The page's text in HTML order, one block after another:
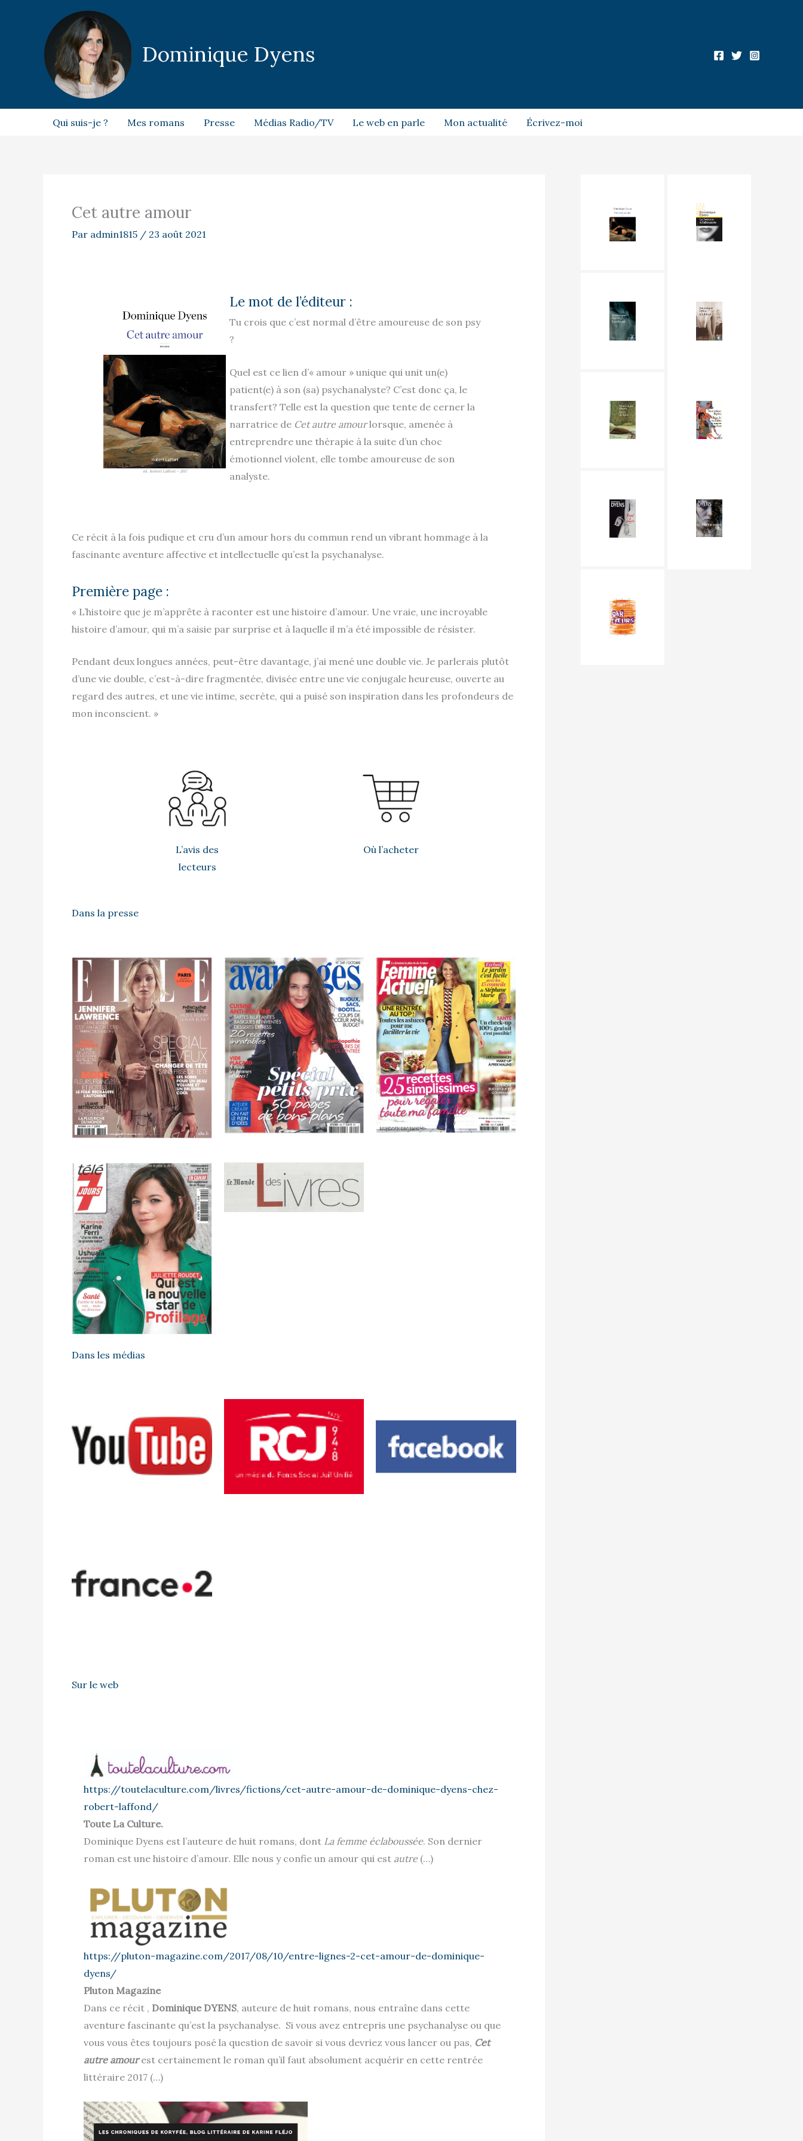
Dominique Dyens
Qui suis-je ? Mes romans Presse Médias Radio/TV Le web en parle Mon actualité Écrivez-moi
Cet autre amour
Par admin1815 / 23 août 2021
éd. Robert Laffont – 2017
Le mot de l’éditeur :
Tu crois que c’est normal d’être amoureuse de son psy
?
Quel est ce lien d’« amour » unique qui unit un(e)
patient(e) à son (sa) psychanalyste? C’est donc ça, le
transfert? Telle est la question que tente de cerner la
narratrice de Cet autre amourlorsque, amenée à
entreprendre une thérapie à la suite d’un choc
émotionnel violent, elle tombe amoureuse de son
analyste.
Ce récit à la fois pudique et cru d’un amour hors du commun rend un vibrant hommage à la
fascinante aventure affective et intellectuelle qu’est la psychanalyse.
Première page :
« L’histoire que je m’apprête à raconter est une histoire d’amour. Une vraie, une incroyable
histoire d’amour, qui m’a saisie par surprise et à laquelle il m’a été impossible de résister.
Pendant deux longues années, peut-être davantage, j’ai mené une double vie. Je parlerais plutôt
d’une vie double, c’est-à-dire fragmentée, divisée entre une vie conjugale heureuse, ouverte au
regard des autres, et une vie intime, secrète, qui a puisé son inspiration dans les profondeurs de
mon inconscient. »
L’avis des
lecteurs
Où l’acheter
Dans la presse
Dans les médias
Sur le web
https://toutelaculture.com/livres/fictions/cet-autre-amour-de-dominique-dyens-chez-
robert-laffond/
Toute La Culture.
Dominique Dyens est l’auteure de huit romans, dont La femme éclaboussée. Son dernier
roman est une histoire d’amour. Elle nous y confie un amour qui est autre(…)
https://pluton-magazine.com/2017/08/10/entre-lignes-2-cet-amour-de-dominique-
dyens/
Pluton Magazine
Dans ce récit , Dominique DYENS, auteure de huit romans, nous entraîne dans cette
aventure fascinante qu’est la psychanalyse. Si vous avez entrepris une psychanalyse ou que
vous vous êtes toujours posé la question de savoir si vous devriez vous lancer ou pas, Cet
autre amourest certainement le roman qu’il faut absolument acquérir en cette rentrée
littéraire 2017 (…)